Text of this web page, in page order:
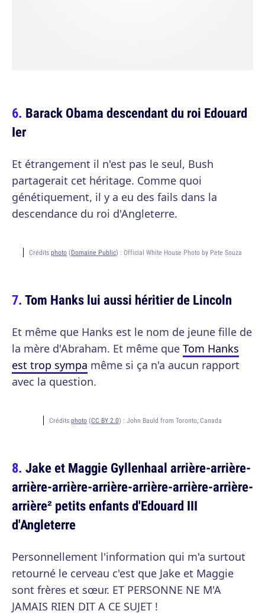
Barack Obama descendant du roi Edouard
Ier
Et étrangement il n'est pas le seul, Bush
partagerait cet héritage. Comme quoi
génétiquement, il y a eu des fails dans la
descendance du roi d'Angleterre.
Crédits photo (Domaine Public) : Official White House Photo by Pete Souza
Tom Hanks lui aussi héritier de Lincoln
Et même que Hanks est le nom de jeune fille de
la mère d'Abraham. Et même que Tom Hanks
est trop sympa même si ça n'a aucun rapport
avec la question.
Crédits photo (CC BY 2.0) : John Bauld from Toronto, Canada
Jake et Maggie Gyllenhaal arrière-arrière-
arrière-arrière-arrière-arrière-arrière-arrière-
arrière² petits enfants d'Edouard III
d'Angleterre
Personnellement l'information qui m'a surtout
retourné le cerveau c'est que Jake et Maggie
sont frères et sœur. ET PERSONNE NE M'A
JAMAIS RIEN DIT A CE SUJET !